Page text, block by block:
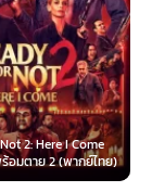
2: Here I Come
อมตาย 2 (พากย์ไทย)